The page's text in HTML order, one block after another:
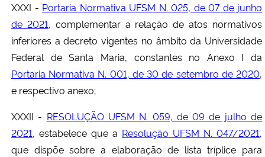
XXXI - Portaria Normativa UFSM N. 025, de 07 de junho
de 2021, complementar a relação de atos normativos
inferiores a decreto vigentes no âmbito da Universidade
Federal de Santa Maria, constantes no Anexo I da
Portaria Normativa N. 001, de 30 de setembro de 2020,
e respectivo anexo;
XXXII - RESOLUÇÃO UFSM N. 059, de 09 de julho de
2021, estabelece que a Resolução UFSM N. 047/2021,
que dispõe sobre a elaboração de lista tríplice para